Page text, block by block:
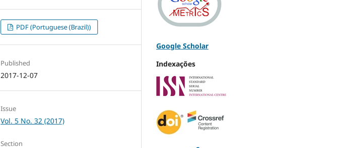
PDF (Portuguese (Brazil))
Published
2017-12-07
Issue
Vol. 5 No. 32 (2017)
Section
Google Scholar
Indexações